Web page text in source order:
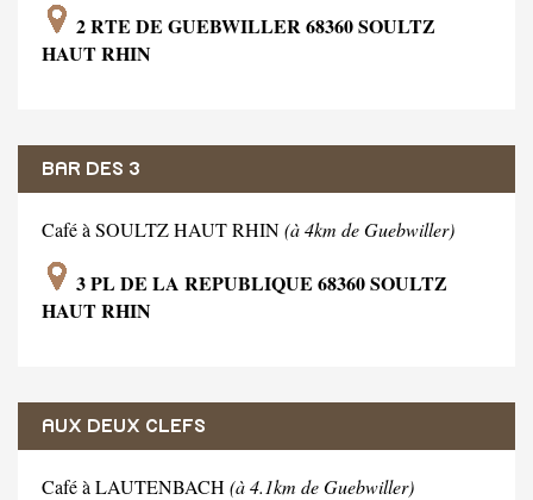
2 RTE DE GUEBWILLER 68360 SOULTZ
HAUT RHIN
BAR DES 3
Café à SOULTZ HAUT RHIN(à 4km de Guebwiller)
3 PL DE LA REPUBLIQUE 68360 SOULTZ
HAUT RHIN
AUX DEUX CLEFS
Café à LAUTENBACH (à 4.1km de Guebwiller)